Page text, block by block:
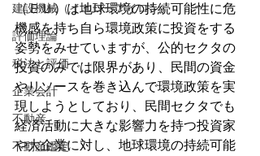
建設機械（イエローアイロン）
評価理論
税法と評価
企業会計
不動産
不動産鑑定
（ＥＵ）は地球環境の持続可能性に危
機感を持ち自ら環境政策に投資をする
姿勢をみせていますが、公的セクタの
投資のみでは限界があり、民間の資金
やリソースを巻き込んで環境政策を実
現しようとしており、民間セクタでも
経済活動に大きな影響力を持つ投資家
や大企業に対し、地球環境の持続可能